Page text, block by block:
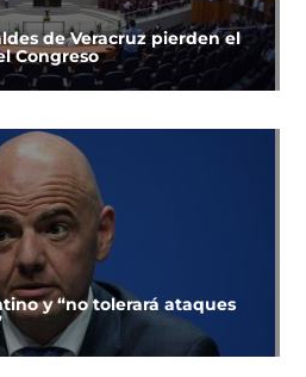
de Veracruz pierden el
Congreso
y “no tolerará ataques